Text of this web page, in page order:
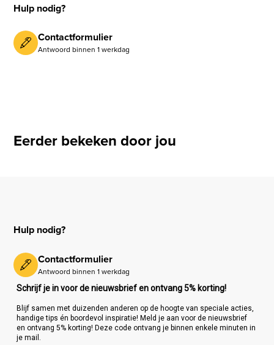
Hulp nodig?
Contactformulier
Antwoord binnen 1 werkdag
Eerder bekeken door jou
Hulp nodig?
Contactformulier
Antwoord binnen 1 werkdag
Schrijf je in voor de nieuwsbrief en ontvang 5% korting!
Blijf samen met duizenden anderen op de hoogte van speciale acties,
handige tips én boordevol inspiratie! Meld je aan voor de nieuwsbrief
en ontvang 5% korting! Deze code ontvang je binnen enkele minuten in
je mail.